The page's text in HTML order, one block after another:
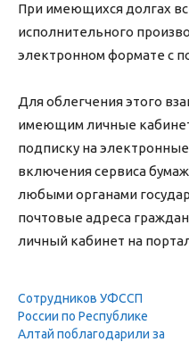
При имеющихся долгах
исполнительного
электронном формате с
Для облегчения этого
имеющим личные
подписку на
включения сервиса
любыми органами
почтовые адреса
личный кабинет на
Сотрудников УФССП
России по Республике
Алтай поблагодарили за